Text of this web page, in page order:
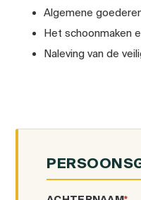
Algemene
Het schoonmaken
Naleving van de